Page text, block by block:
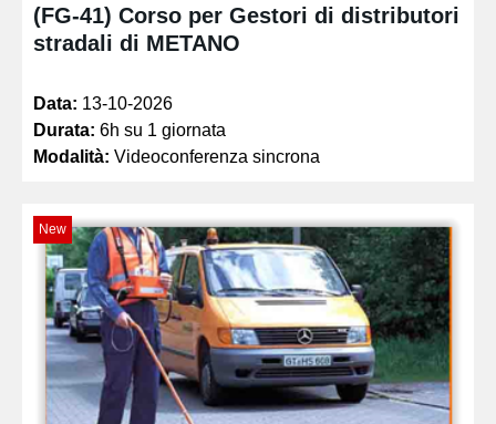
(FG-41) Corso per Gestori di distributori
stradali di METANO
Data: 13-10-2026
Durata: 6h su 1 giornata
Modalità: Videoconferenza sincrona
New